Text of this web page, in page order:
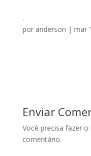
.
por anderson | mar
Enviar
Você precisa fazer o
comentário.